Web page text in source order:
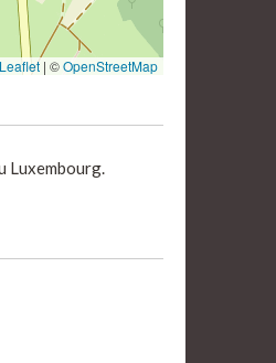
Leaflet | ©OpenStreetMap
Luxembourg.